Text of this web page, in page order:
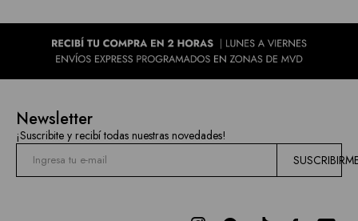
Newsletter
¡Suscribite y recibí todas nuestras novedades!